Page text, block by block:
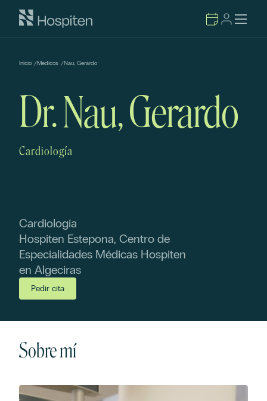
Inicio /Médicos /Nau, Gerardo
Dr. Nau, Gerardo
Cardiología
Cardiología
Hospiten Estepona, Centro de
Especialidades Médicas Hospiten
en Algeciras
Pedir cita
Sobre mí